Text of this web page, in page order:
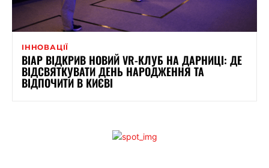
ІННОВАЦІЇ
ВІАР ВІДКРИВ НОВИЙ VR-КЛУБ НА ДАРНИЦІ: ДЕ
ВІДСВЯТКУВАТИ ДЕНЬ НАРОДЖЕННЯ ТА
ВІДПОЧИТИ В КИЄВІ